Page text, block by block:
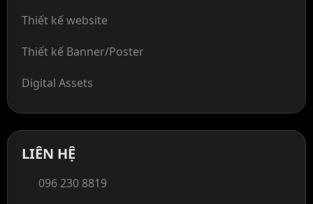
Thiết kế website
Thiết kế Banner/Poster
Digital Assets
LIÊN HỆ
096 230 8819